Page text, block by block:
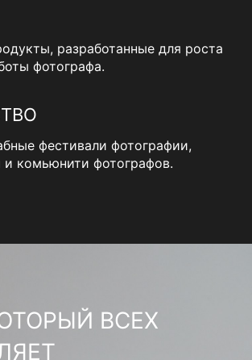
разработанные для роста
фотографа.
фестивали фотографии,
комьюнити фотографов.
ВСЕХ